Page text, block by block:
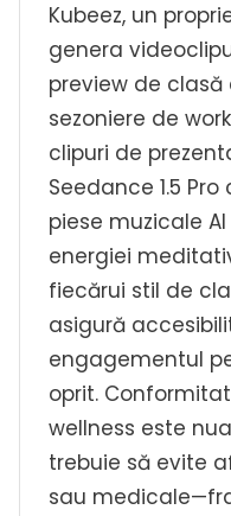
Kubeez, un
genera
preview de clasă
sezoniere de
clipuri de
Seedance 1.5
piese muzicale
energiei
fiecărui stil de
asigură
engagementul
oprit.
wellness este
trebuie să evite
sau